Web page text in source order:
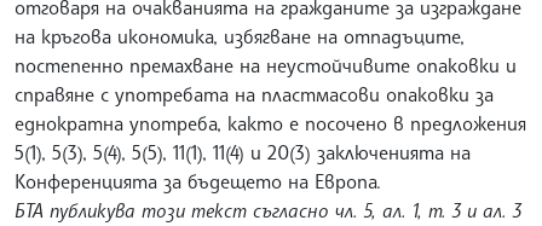
отговаря на очакванията на гражданите за изграждане
на кръгова икономика, избягване на отпадъците,
постепенно премахване на неустойчивите опаковки и
справяне с употребата на пластмасови опаковки за
еднократна употреба, както е посочено в предложения
5(1), 5(3), 5(4), 5(5), 11(1), 11(4) и 20(3) заключенията на
Конференцията за бъдещето на Европа.
БТА публикува този текст съгласно чл. 5, ал. 1, т. 3 и ал. 3